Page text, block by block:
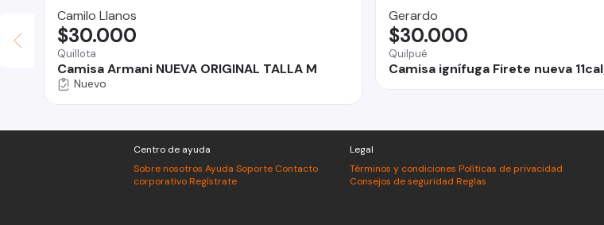
No te quedes sin tu terno.
Camilo Llanos
Quillota
Camisa Armani NUEVA ORIGINAL TALLA M
$30.000
Nuevo
Gerardo
Quilpué
Camisa ignífuga Firete nueva
$30.000
Centro de ayuda
Sobre nosotros Ayuda Soporte Contacto
corporativo Regístrate
Legal
Términos y condiciones Políticas de privacidad
Consejos de seguridad Reglas